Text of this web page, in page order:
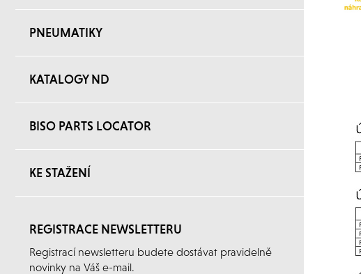
PNEUMATIKY
KATALOGY ND
BISO PARTS LOCATOR
KE STAŽENÍ
REGISTRACE NEWSLETTERU
Registrací newsletteru budete dostávat pravidelně
novinky na Váš e-mail.